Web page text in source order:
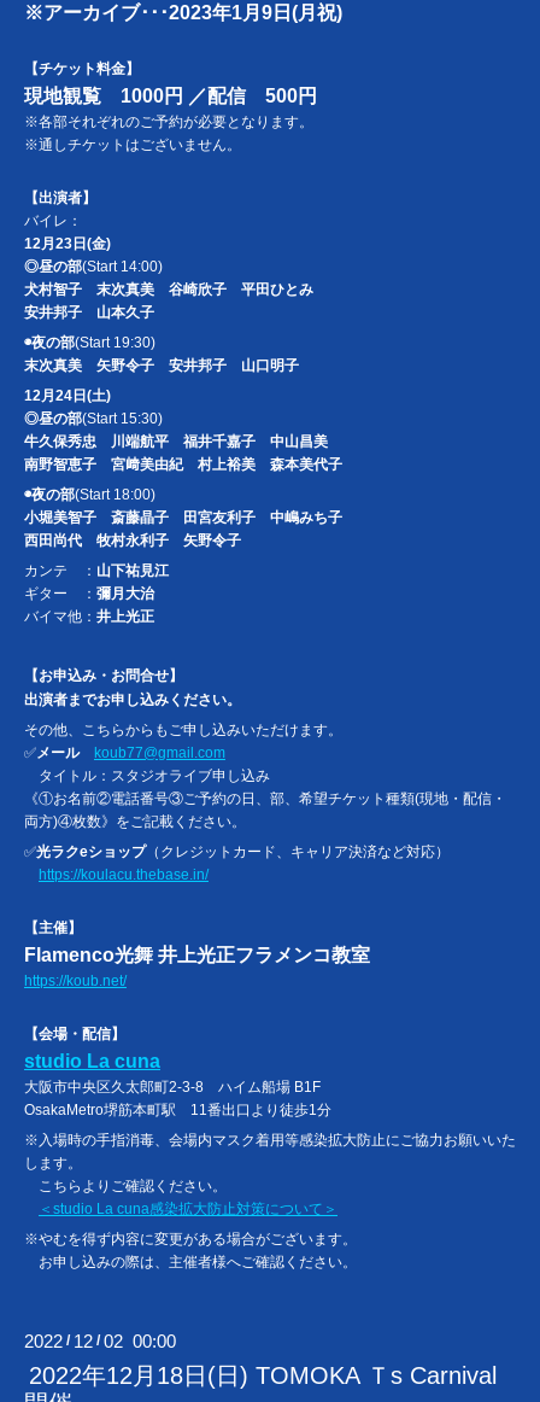
※アーカイブ･･･2023年1月9日(月祝)
【チケット料金】
現地観覧 1000円 ／配信 500円
※各部それぞれのご予約が必要となります。
※通しチケットはございません。
【出演者】
バイレ：
12月23日(金)
◎昼の部(Start 14:00)
犬村智子 末次真美 谷崎欣子 平田ひとみ
安井邦子 山本久子
◉夜の部(Start 19:30)
末次真美 矢野令子 安井邦子 山口明子
12月24日(土)
◎昼の部(Start 15:30)
牛久保秀忠 川端航平 福井千嘉子 中山昌美
南野智恵子 宮﨑美由紀 村上裕美 森本美代子
◉夜の部(Start 18:00)
小堀美智子 斎藤晶子 田宮友利子 中嶋みち子
西田尚代 牧村永利子 矢野令子
カンテ ： 山下祐見江
ギター ： 彌月大治
バイマ他： 井上光正
【お申込み・お問合せ】
出演者までお申し込みください。
その他、こちらからもご申し込みいただけます。
✅メール
koub77@gmail.com
タイトル：スタジオライブ申し込み
《①お名前②電話番号③ご予約の日、部、希望チケット種類(現地・配信・
両方)④枚数》をご記載ください。
✅光ラクeショップ（クレジットカード、キャリア決済など対応）
https://koulacu.thebase.in/
【主催】
Flamenco光舞 井上光正フラメンコ教室
https://koub.net/
【会場・配信】
studio La cuna
大阪市中央区久太郎町2-3-8 ハイム船場 B1F
OsakaMetro堺筋本町駅 11番出口より徒歩1分
※入場時の手指消毒、会場内マスク着用等感染拡大防止にご協力お願いいた
します。
こちらよりご確認ください。
＜studio La cuna感染拡大防止対策について＞
※やむを得ず内容に変更がある場合がございます。
お申し込みの際は、主催者様へご確認ください。
2022 / 12 /02 00:00
2022年12月18日(日) TOMOKA Ｔs Carnival